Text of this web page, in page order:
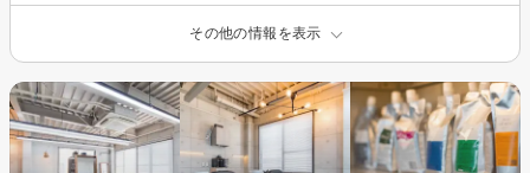
その他の情報を表示